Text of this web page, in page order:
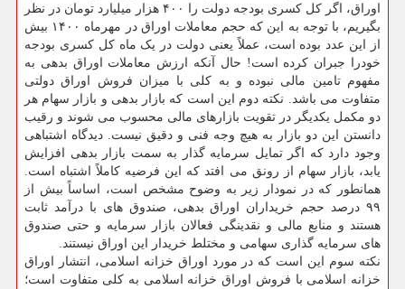
اوراق، اگر کل کسری بودجه دولت را ۴۰۰ هزار میلیارد تومان در نظر
بگیریم، با توجه به این که حجم معاملات اوراق در مهرماه ۱۴۰۰ بیش
از این عدد بوده است، عملاً یعنی دولت در یک ماه کل کسری بودجه
خودرا جبران کرده است! حال آنکه ارزش معاملات اوراق بدهی به
مفهوم تامین مالی نبوده و به کلی با میزان فروش اوراق دولتی
متفاوت می باشد. نکته دوم این است که بازار بدهی و بازار سهام هر
دو مکمل یکدیگر در تقویت بازارهای مالی محسوب می شوند و رقیب
دانستن این دو بازار به هیچ وجه فنی و دقیق نیست. دیدگاه اشتباهی
وجود دارد که اگر تمایل سرمایه گذار به سمت بازار بدهی افزایش
یابد، بازار سهام از رونق می افتد که این فرضیه کاملاً اشتباه است.
همانطور که در نمودار زیر به وضوح مشخص است، اساساً بیش از
۹۹ درصد حجم خریداران اوراق بدهی، صندوق های با درآمد ثابت
هستند و منابع مالی و نقدینگی فعالان بازار سرمایه و حتی صندوق
های سرمایه گذاری سهامی و مختلط خریدار این اوراق نیستند.
نکته سوم این است که در مورد اوراق خزانه اسلامی، انتشار اوراق
خزانه اسلامی با فروش اوراق خزانه اسلامی به کلی متفاوت است؛